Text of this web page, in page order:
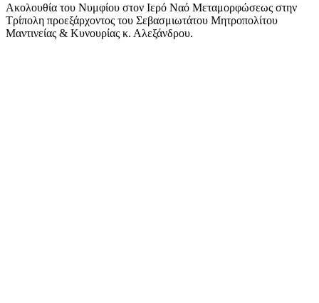
Ακολουθία του Νυμφίου στον Ιερό Ναό Μεταμορφώσεως στην
Τρίπολη προεξάρχοντος του Σεβασμιωτάτου Μητροπολίτου
Μαντινείας & Κυνουρίας κ. Αλεξάνδρου.